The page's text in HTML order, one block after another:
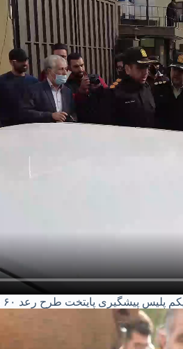
پیشگیری پایتخت طرح رعد ۶۰ فاتب